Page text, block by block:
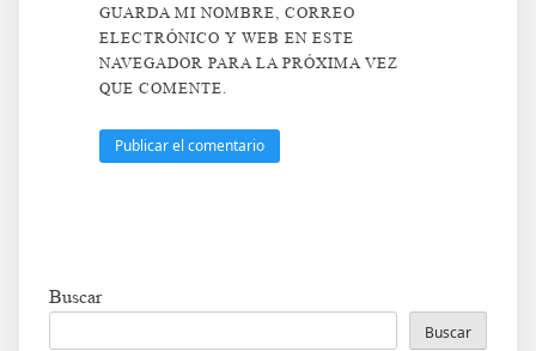
GUARDA MI NOMBRE, CORREO
ELECTRÓNICO Y WEB EN ESTE
NAVEGADOR PARA LA PRÓXIMA VEZ
QUE COMENTE.
Buscar
Buscar